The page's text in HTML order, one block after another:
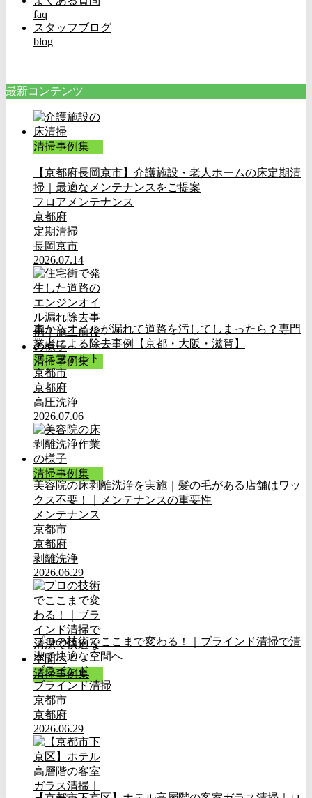
faq
スタッフブログ
blog
最新コンテンツ
清掃事例集
【京都府長岡京市】介護施設・老人ホームの床定期清
掃｜最適なメンテナンスをご提案
フロアメンテナンス
京都府
定期清掃
長岡京市
2026.07.14
清掃事例集
車からオイルが漏れて道路を汚してしまったら？専門
業者による除去事例【京都・大阪・滋賀】
アスファルト
京都市
京都府
高圧洗浄
2026.07.06
清掃事例集
美容院の床剥離洗浄を実施｜髪の毛がある店舗はワッ
クス不要！｜メンテナンスの重要性
メンテナンス
京都市
京都府
剥離洗浄
2026.06.29
清掃事例集
プロの技術でここまで変わる！｜ブラインド清掃で清
潔で快適な空間へ
ブラインド
ブラインド清掃
京都市
京都府
2026.06.29